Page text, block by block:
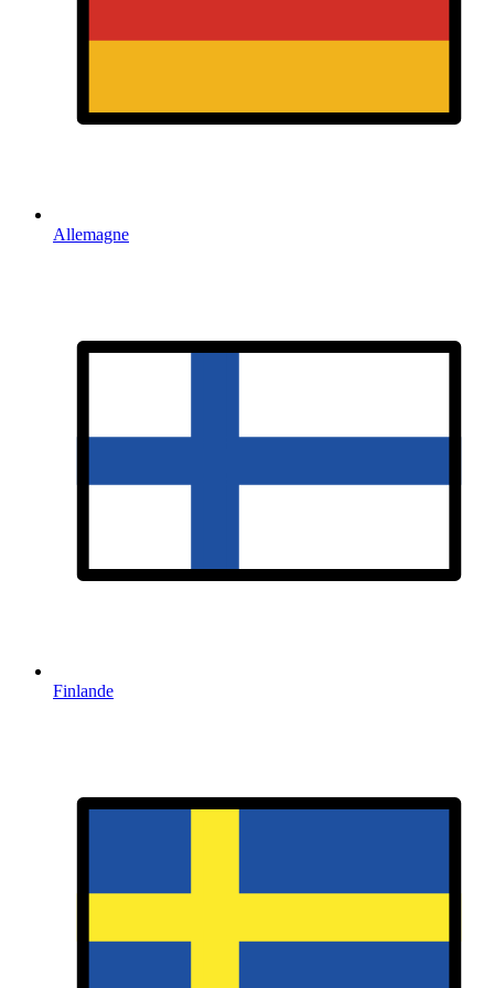
Allemagne
Finlande